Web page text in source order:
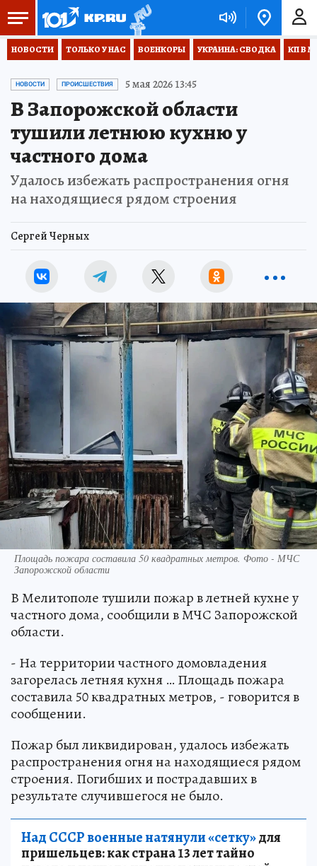
НОВОСТИ ТОЛЬКО У НАС ВОЕНКОРЫ УКРАИНА: СВОДКА КП В
НОВОСТИ ПРОИСШЕСТВИЯ 5 мая 2026 13:45
В Запорожской области
тушили летнюю кухню у
частного дома
Удалось избежать распространения огня
на находящиеся рядом строения
Сергей Черных
Площадь пожара составила 50 квадратных метров. Фото - МЧС
Запорожской области
В Мелитополе тушили пожар в летней кухне у
частного дома, сообщили в МЧС Запорожской
области.
- На территории частного домовладения
загорелась летняя кухня … Площадь пожара
составила 50 квадратных метров, - говорится в
сообщении.
Пожар был ликвидирован, удалось избежать
распространения огня на находящиеся рядом
строения. Погибших и пострадавших в
результате случившегося не было.
Над СССР военные натянули «сетку»для
пришельцев: как страна 13 лет тайно